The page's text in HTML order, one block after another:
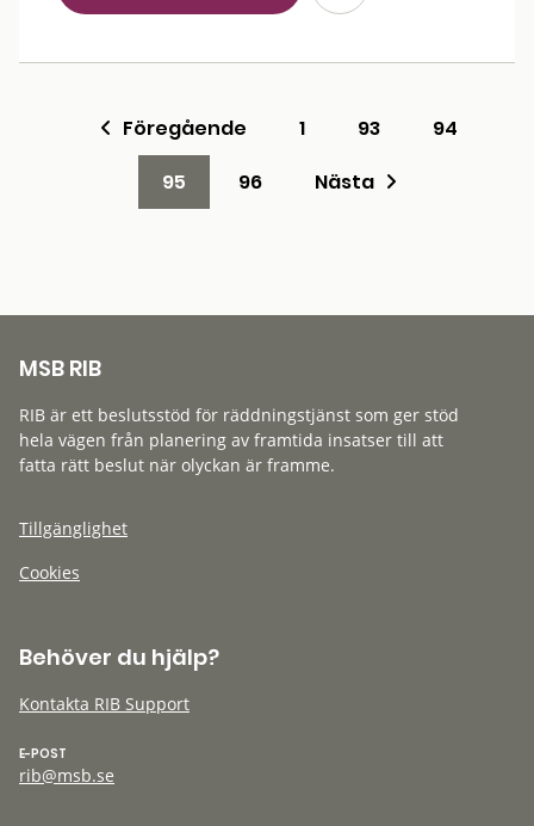
Föregående 1 93
94
95
96 Nästa
MSB RIB
RIB är ett beslutsstöd för räddningstjänst som ger stöd
hela vägen från planering av framtida insatser till att
fatta rätt beslut när olyckan är framme.
Tillgänglighet
Cookies
Behöver du hjälp?
Kontakta RIB Support
E-POST
rib@msb.se